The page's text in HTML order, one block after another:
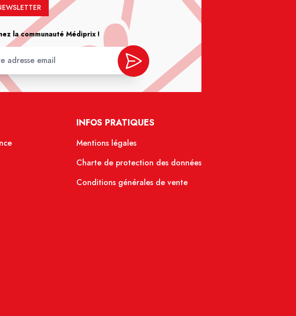
la communauté Médiprix !
INFOS PRATIQUES
Mentions légales
Charte de protection des données
Conditions générales de vente